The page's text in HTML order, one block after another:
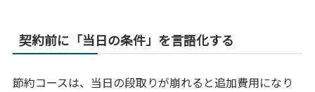
契約前に「当日の条件」を言語化する
節約コースは、当日の段取りが崩れると追加費用になり